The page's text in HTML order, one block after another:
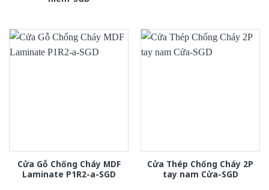
Cửa Gỗ Chống Cháy MDF
Laminate P1R2-a-SGD
Cửa Thép Chống Cháy 2P
tay nam Cửa-SGD